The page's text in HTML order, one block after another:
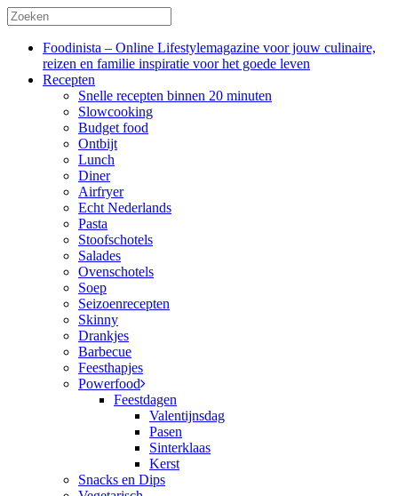
Foodinista – Online Lifestylemagazine voor jouw culinaire,
reizen en familie inspiratie voor het goede leven
Recepten
Snelle recepten binnen 20 minuten
Slowcooking
Budget food
Ontbijt
Lunch
Diner
Airfryer
Echt Nederlands
Pasta
Stoofschotels
Salades
Ovenschotels
Soep
Seizoenrecepten
Skinny
Drankjes
Barbecue
Feesthapjes
Powerfood
Feestdagen
Valentijnsdag
Pasen
Sinterklaas
Kerst
Snacks en Dips